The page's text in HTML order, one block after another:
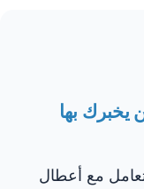
لن يخبرك بها
مع أعطال